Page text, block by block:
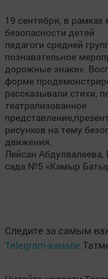
19 сентября, в рамках
безопасности детей
педагоги средней
познавательное
дорожные знаки».
форме
рассказывали стихи,
театрализованное
рисунков на тему
движения.
Лейсан Абдулвалеева,
сада №5 «Камыр
Следите за самым
Telegram-канале